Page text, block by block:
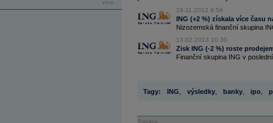
více...
19.11.2012 9:56
ING (+2 %) získala více času
Nizozemská finanční skupina
13.02.2013 10:30
Zisk ING (-2 %) roste
Finanční skupina ING v
Tagy: ING výsledky banky ipo
Reklama